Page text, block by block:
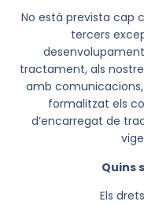
No està prevista cap
tercers
tractament, als
amb comunicacions,
formalitzat els
d’encarregat de
Quins
Els